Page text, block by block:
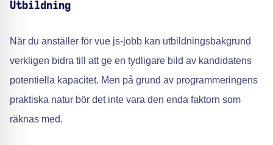
Utbildning
När du anställer för vue js-jobb kan utbildningsbakgrund
verkligen bidra till att ge en tydligare bild av kandidatens
potentiella kapacitet. Men på grund av programmeringens
praktiska natur bör det inte vara den enda faktorn som
räknas med.